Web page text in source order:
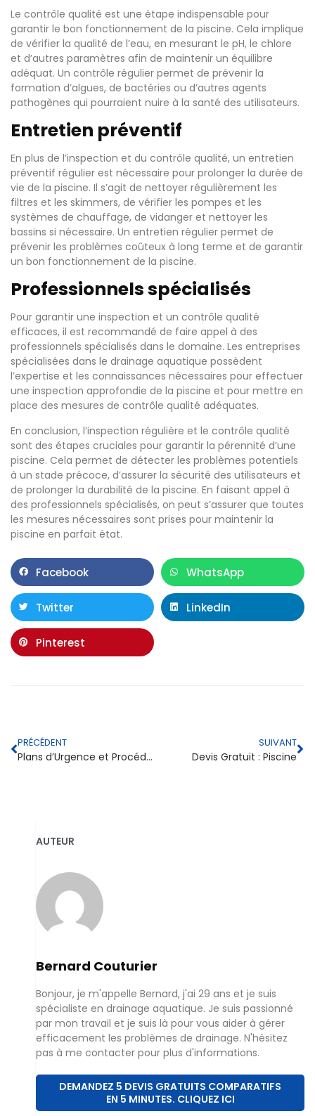
Le contrôle qualité est une étape indispensable pour
garantir le bon fonctionnement de la piscine. Cela implique
de vérifier la qualité de l’eau, en mesurant le pH, le chlore
et d’autres paramètres afin de maintenir un équilibre
adéquat. Un contrôle régulier permet de prévenir la
formation d’algues, de bactéries ou d’autres agents
pathogènes qui pourraient nuire à la santé des utilisateurs.
Entretien préventif
En plus de l’inspection et du contrôle qualité, un entretien
préventif régulier est nécessaire pour prolonger la durée de
vie de la piscine. Il s’agit de nettoyer régulièrement les
filtres et les skimmers, de vérifier les pompes et les
systèmes de chauffage, de vidanger et nettoyer les
bassins si nécessaire. Un entretien régulier permet de
prévenir les problèmes coûteux à long terme et de garantir
un bon fonctionnement de la piscine.
Professionnels spécialisés
Pour garantir une inspection et un contrôle qualité
efficaces, il est recommandé de faire appel à des
professionnels spécialisés dans le domaine. Les entreprises
spécialisées dans le drainage aquatique possèdent
l’expertise et les connaissances nécessaires pour effectuer
une inspection approfondie de la piscine et pour mettre en
place des mesures de contrôle qualité adéquates.
En conclusion, l’inspection régulière et le contrôle qualité
sont des étapes cruciales pour garantir la pérennité d’une
piscine. Cela permet de détecter les problèmes potentiels
à un stade précoce, d’assurer la sécurité des utilisateurs et
de prolonger la durabilité de la piscine. En faisant appel à
des professionnels spécialisés, on peut s’assurer que toutes
les mesures nécessaires sont prises pour maintenir la
piscine en parfait état.
Facebook WhatsApp
Twitter LinkedIn
Pinterest
PRÉCÉDENT
Plans d’Urgence et Procédures : Terrassement Piscine
SUIVANT
Devis Gratuit : Piscine
AUTEUR
Bernard Couturier
Bonjour, je m'appelle Bernard, j'ai 29 ans et je suis
spécialiste en drainage aquatique. Je suis passionné
par mon travail et je suis là pour vous aider à gérer
efficacement les problèmes de drainage. N'hésitez
pas à me contacter pour plus d'informations.
DEMANDEZ 5 DEVIS GRATUITS COMPARATIFS
EN 5 MINUTES. CLIQUEZ ICI